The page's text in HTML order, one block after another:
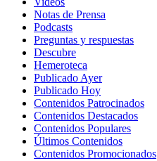
Notas de Prensa
Podcasts
Preguntas y respuestas
Descubre
Hemeroteca
Publicado Ayer
Publicado Hoy
Contenidos Patrocinados
Contenidos Destacados
Contenidos Populares
Últimos Contenidos
Contenidos Promocionados